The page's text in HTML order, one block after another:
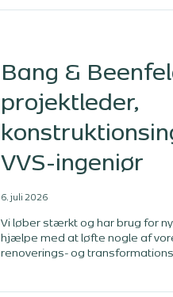
Bang &
projektleder,
VVS-ingeniør
6. juli 2026
Vi løber stærkt og har brug for
hjælpe med at løfte nogle af
renoverings- og